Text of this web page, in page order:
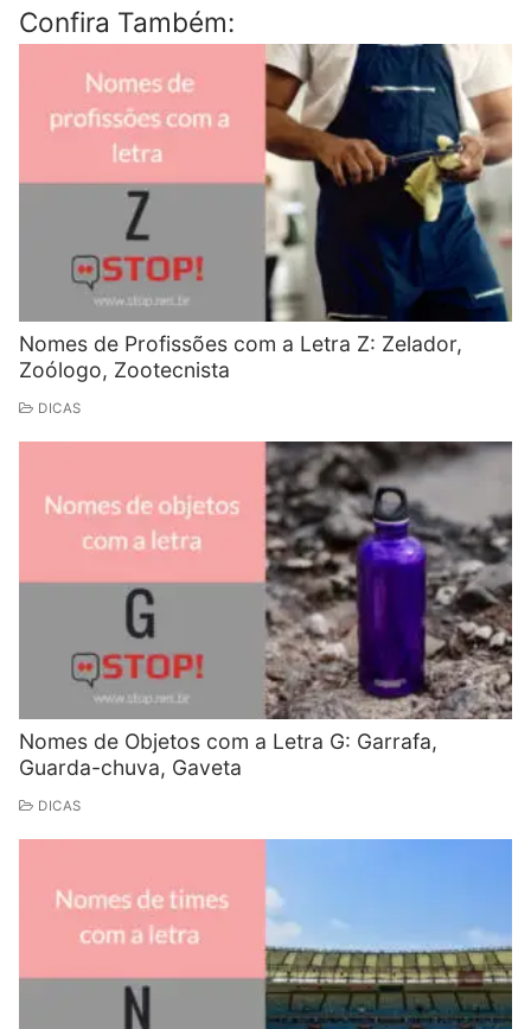
Confira Também:
Nomes de Profissões com a Letra Z: Zelador,
Zoólogo, Zootecnista
DICAS
Nomes de Objetos com a Letra G: Garrafa,
Guarda-chuva, Gaveta
DICAS